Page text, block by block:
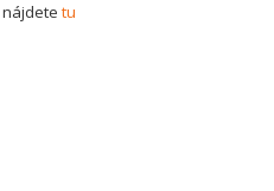
tu